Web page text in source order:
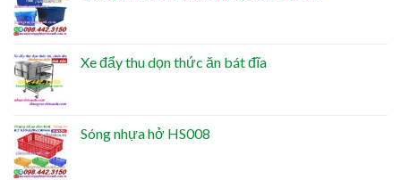
Xe đẩy thu dọn thức ăn bát đĩa
Sóng nhựa hở HS008